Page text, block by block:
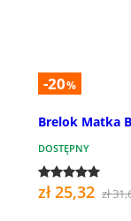
-20%
Brelok Matka
DOSTĘPNY
zł 25,32 zł